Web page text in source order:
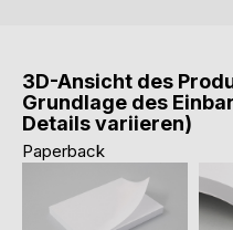
3D-Ansicht des
Grundlage des
Details variieren)
Paperback